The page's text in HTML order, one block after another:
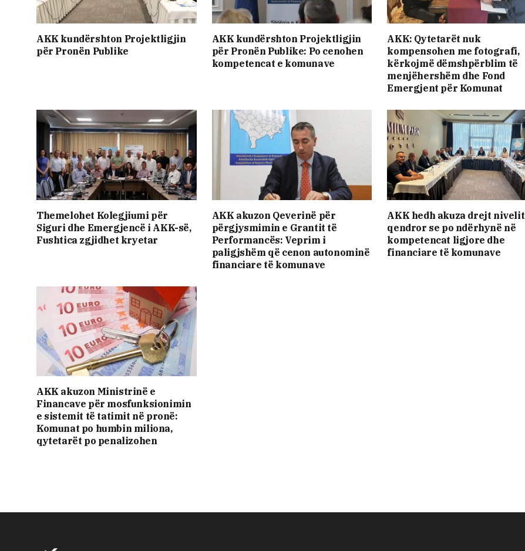
AKK kundërshton Projektligjin
për Pronën Publike
AKK kundërshton Projektligjin
për Pronën Publike: Po cenohen
kompetencat e komunave
AKK: Qytetarët nuk
kompensohen me fotografi,
kërkojmë dëmshpërblim të
menjëhershëm dhe Fond
Emergjent për Komunat
Themelohet Kolegjiumi për
Siguri dhe Emergjencë i AKK-së,
Fushtica zgjidhet kryetar
AKK akuzon Qeverinë për
përgjysmimin e Grantit të
Performancës: Veprim i
paligjshëm që cenon autonominë
financiare të komunave
AKK hedh akuza drejt nivelit
qendror se po ndërhynë në
kompetencat ligjore dhe
financiare të komunave
AKK akuzon Ministrinë e
Financave për mosfunksionimin
e sistemit të tatimit në pronë:
Komunat po humbin miliona,
qytetarët po penalizohen